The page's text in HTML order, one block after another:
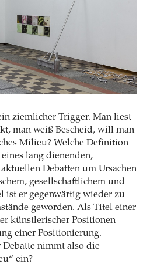
ziemlicher Trigger. Man liest
man weiß Bescheid, will man
Milieu? Welche Definition
lang dienenden,
Debatten um Ursachen
gesellschaftlichem und
ist er gegenwärtig wieder zu
geworden. Als Titel einer
künstlerischer Positionen
einer Positionierung.
nimmt also die
ein?